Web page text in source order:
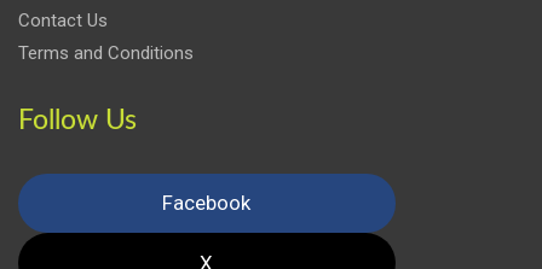
Contact Us
Terms and Conditions
Follow Us
Facebook
X